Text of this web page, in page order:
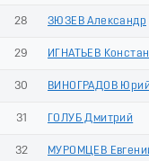
28 ЗЮЗЕВ Александр
29 ИГНАТЬЕВ
30 ВИНОГРАДОВ Юрий
31 ГОЛУБ Дмитрий
32 МУРОМЦЕВ